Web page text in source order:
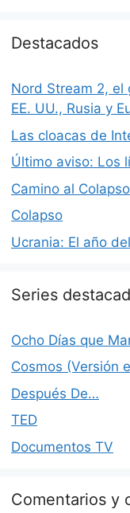
Destacados
Nord Stream 2,
EE. UU., Rusia y
Las cloacas de
Último aviso: Los
Camino al Colapso
Colapso
Ucrania: El año
Series
Ocho Días que
Cosmos (Versión
Después De…
TED
Documentos TV
Comentarios y